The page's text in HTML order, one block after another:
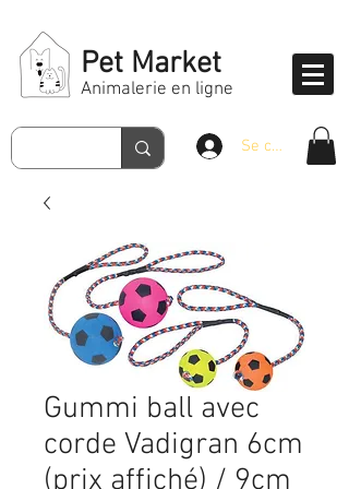
Pet Market
Animalerie en ligne
Se connecter
Gummi ball avec
corde Vadigran 6cm
(prix affiché) / 9cm